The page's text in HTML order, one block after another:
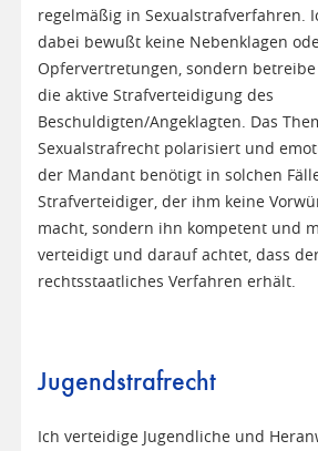
regelmäßig in Sexualstrafverfahren.
dabei bewußt keine Nebenklagen
Opfervertretungen, sondern
die aktive Strafverteidigung des
Beschuldigten/Angeklagten. Das
Sexualstrafrecht polarisiert und
der Mandant benötigt in solchen
Strafverteidiger, der ihm keine
macht, sondern ihn kompetent und
verteidigt und darauf achtet, dass
rechtsstaatliches Verfahren erhält.
Jugendstrafrecht
Ich verteidige Jugendliche und